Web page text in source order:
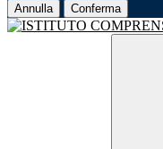
Annulla Conferma